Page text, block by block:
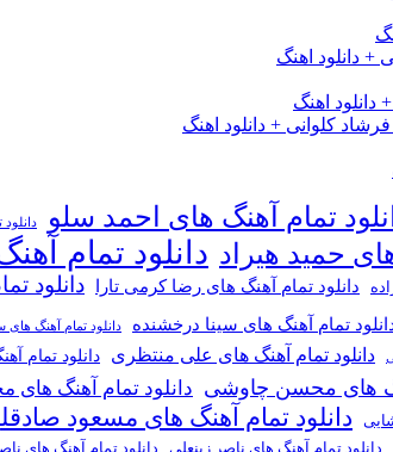
دانلود اهنگ
اهنگ
کلوانی + دانلود اهنگ
تمام آهنگ های احمد سلو
حمید هیراد دانلود تمام
دانلود تمام آهنگ های رضا کرمی تارا دانلود
تمام آهنگ های سینا درخشنده دانلود تمام آهنگ های
دانلود تمام آهنگ های علی منتظری دانلود تمام
های محسن چاوشی دانلود تمام آهنگ های
دانلود تمام آهنگ های مسعود
دانلود تمام آهنگ های ناصر زینعلی دانلود تمام آهنگ های